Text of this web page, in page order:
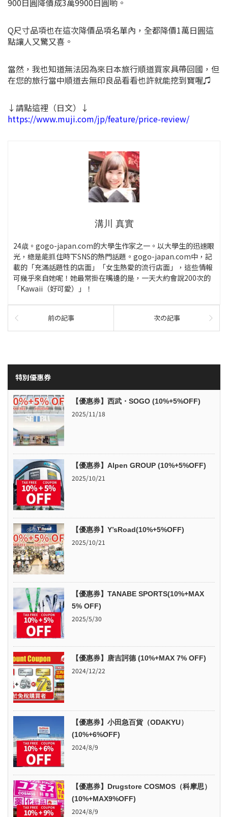
900日圓降價成3萬9900日圓喲。
Q尺寸品項也在這次降價品項名單內，全都降價1萬日圓這
點讓人又驚又喜。
當然，我也知道無法因為來日本旅行順道買家具帶回國，但
在您的旅行當中順道去無印良品看看也許就能挖到寶喔♫
↓請點這裡（日文）↓
https://www.muji.com/jp/feature/price-review/
溝川 真實
24歳。gogo-japan.com的大學生作家之一。以大學生的迅速眼
光，總是能抓住時下SNS的熱門話題。gogo-japan.com中，記
載的「充滿話題性的店面」「女生熱愛的流行店面」，這些情報
可幾乎來自她呢！她最常掛在嘴邊的是，一天大約會說200次的
「Kawaii（好可愛）」！
前の記事 次の記事
特別優惠券
【優惠券】西武・SOGO (10%+5%OFF)
2025/11/18
【優惠券】Alpen GROUP (10%+5%OFF)
2025/10/21
【優惠券】Y’sRoad(10%+5%OFF)
2025/10/21
【優惠券】TANABE SPORTS(10%+MAX
5% OFF)
2025/5/30
【優惠券】唐吉訶德 (10%+MAX 7% OFF)
2024/12/22
【優惠券】小田急百貨（ODAKYU）
(10%+6%OFF)
2024/8/9
【優惠券】Drugstore COSMOS（科摩思）
(10%+MAX9%OFF)
2024/8/9